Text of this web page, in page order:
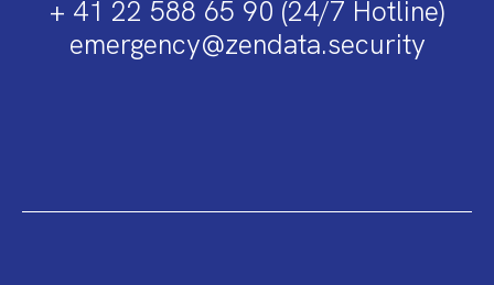
+ 41 22 588 65 90 (24/7 Hotline)
emergency@zendata.security